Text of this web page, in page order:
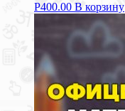
Р400.00 В корзину